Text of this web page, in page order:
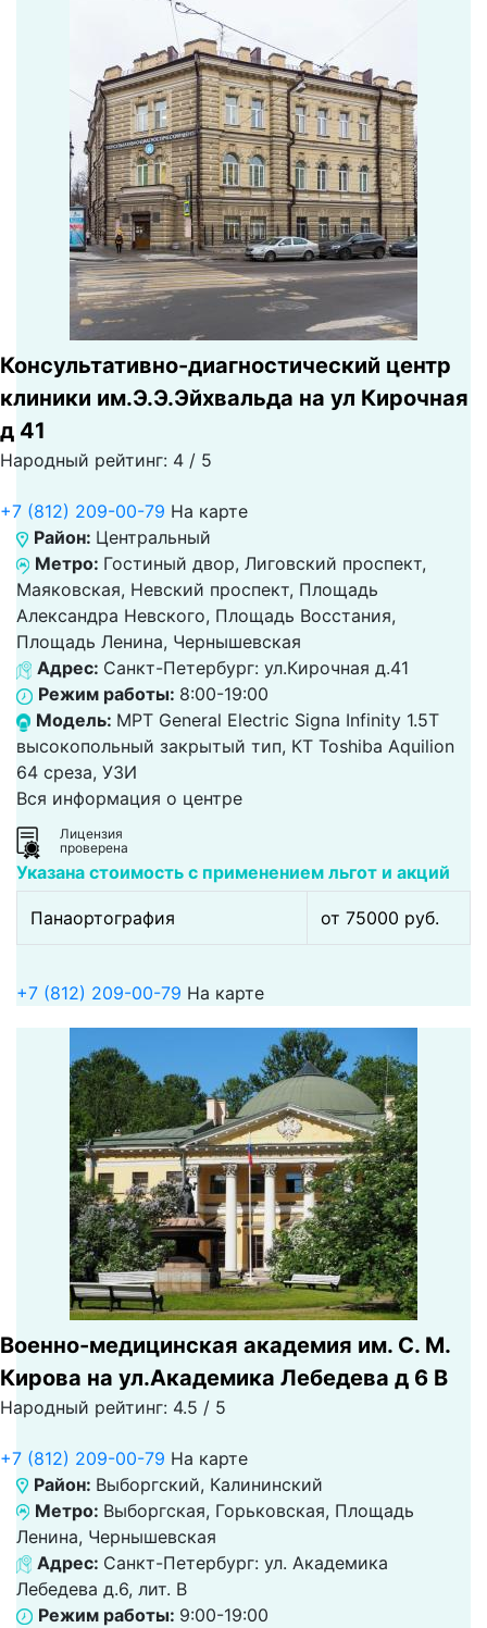
Консультативно-диагностический центр
клиники им.Э.Э.Эйхвальда на ул Кирочная
д 41
Народный рейтинг: 4 / 5
+7 (812) 209-00-79 На карте
Район: Центральный
Метро: Гостиный двор, Лиговский проспект,
Маяковская, Невский проспект, Площадь
Александра Невского, Площадь Восстания,
Площадь Ленина, Чернышевская
Адрес: Санкт-Петербург: ул.Кирочная д.41
Режим работы: 8:00-19:00
Модель: МРТ General Electric Signa Infinity 1.5Т
высокопольный закрытый тип, КТ Toshiba Aquilion
64 среза, УЗИ
Вся информация о центре
Лицензия
проверена
Указана стоимость с применением льгот и акций
Панаортография от 75000 pуб.
+7 (812) 209-00-79 На карте
Военно-медицинская академия им. С. М.
Кирова на ул.Академика Лебедева д 6 В
Народный рейтинг: 4.5 / 5
+7 (812) 209-00-79 На карте
Район: Выборгский, Калининский
Метро: Выборгская, Горьковская, Площадь
Ленина, Чернышевская
Адрес: Санкт-Петербург: ул. Академика
Лебедева д.6, лит. В
Режим работы: 9:00-19:00